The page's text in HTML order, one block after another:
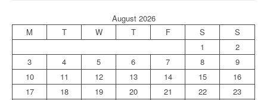
August 2026
M
T W T F S
S
1
2
3
4 5 6 7 8
9
10
11 12 13 14 15
16
17
18 19 20 21 22
23